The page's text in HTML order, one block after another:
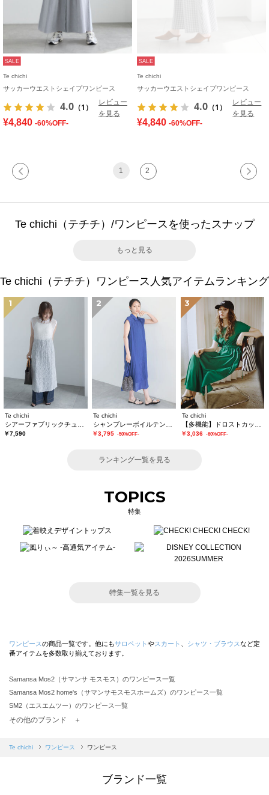
SALE
Te chichi
サッカーウエストシェイプワンピース
4.0 （1）
レビュー
を見る
¥4,840 -60%OFF-
SALE
Te chichi
サッカーウエストシェイプワンピース
4.0 （1）
レビュー
を見る
¥4,840 -60%OFF-
1 2
Te chichi（テチチ）/ワンピースを使ったスナップ
もっと見る
Te chichi（テチチ）ワンピース人気アイテムランキング
1
Te chichi
￥7,590
2
Te chichi
￥3,795 -50%OFF-
3
Te chichi
￥3,036 -60%OFF-
ランキング一覧を見る
TOPICS
特集
特集一覧を見る
ワンピースの商品一覧です。他にもサロペット やスカート シャツ・ブラウスなど定
番アイテムを多数取り揃えております。
Samansa Mos2（サマンサ モスモス）のワンピース一覧
Samansa Mos2 home's（サマンサモスモスホームズ）のワンピース一覧
SM2（エスエムツー）のワンピース一覧
TSUHARU by Samansa Mos2（ツハルバイサマンサモスモス）のワンピース一覧
Samansa Mos2 blue（サマンサモスモス ブルー）のワンピース一覧
sō4ū（ソウフォーユー）のワンピース一覧
その他のブランド ＋
Te chichi ワンピース ワンピース
ブランド一覧